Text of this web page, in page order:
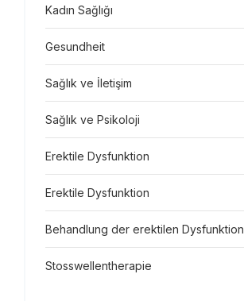
Kadın Sağlığı
Gesundheit
Sağlık ve İletişim
Sağlık ve Psikoloji
Erektile Dysfunktion
Erektile Dysfunktion
Behandlung der erektilen Dysfunktion
Stosswellentherapie